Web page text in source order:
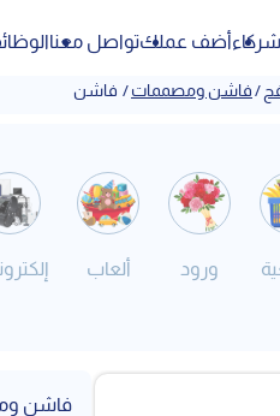
أضف عملكتواصل معنا
/فاشن ومصممات/ فاشن
ورود ألعاب
فاشن